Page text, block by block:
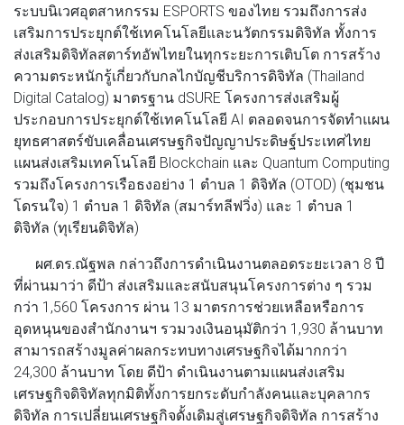
ระบบนิเวศอุตสาหกรรม ESPORTS ของไทย รวมถึงการส่ง
เสริมการประยุกต์ใช้เทคโนโลยีและนวัตกรรมดิจิทัล ทั้งการ
ส่งเสริมดิจิทัลสตาร์ทอัพไทยในทุกระยะการเติบโต การสร้าง
ความตระหนักรู้เกี่ยวกับกลไกบัญชีบริการดิจิทัล (Thailand
Digital Catalog) มาตรฐาน dSURE โครงการส่งเสริมผู้
ประกอบการประยุกต์ใช้เทคโนโลยี AI ตลอดจนการจัดทำแผน
ยุทธศาสตร์ขับเคลื่อนเศรษฐกิจปัญญาประดิษฐ์ประเทศไทย
แผนส่งเสริมเทคโนโลยี Blockchain และ Quantum Computing
รวมถึงโครงการเรือธงอย่าง 1 ตำบล 1 ดิจิทัล (OTOD) (ชุมชน
โดรนใจ) 1 ตำบล 1 ดิจิทัล (สมาร์ทลีฟวิ่ง) และ 1 ตำบล 1
ดิจิทัล (ทุเรียนดิจิทัล)
ผศ.ดร.ณัฐพล กล่าวถึงการดำเนินงานตลอดระยะเวลา 8 ปี
ที่ผ่านมาว่า ดีป้า ส่งเสริมและสนับสนุนโครงการต่าง ๆ รวม
กว่า 1,560 โครงการ ผ่าน 13 มาตรการช่วยเหลือหรือการ
อุดหนุนของสำนักงานฯ รวมวงเงินอนุมัติกว่า 1,930 ล้านบาท
สามารถสร้างมูลค่าผลกระทบทางเศรษฐกิจได้มากกว่า
24,300 ล้านบาท โดย ดีป้า ดำเนินงานตามแผนส่งเสริม
เศรษฐกิจดิจิทัลทุกมิติทั้งการยกระดับกำลังคนและบุคลากร
ดิจิทัล การเปลี่ยนเศรษฐกิจดั้งเดิมสู่เศรษฐกิจดิจิทัล การสร้าง